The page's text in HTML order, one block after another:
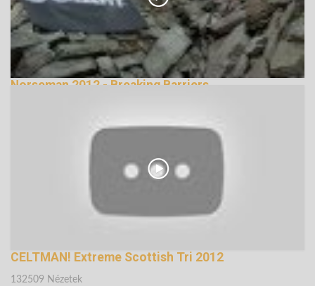
Norseman 2012 - Breaking Barriers
CELTMAN! Extreme Scottish Tri 2012
132509 Nézetek